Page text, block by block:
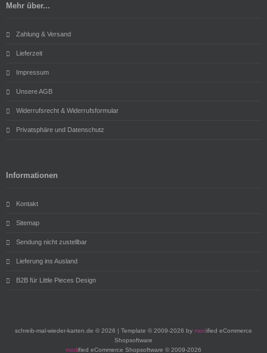
Mehr über...
Zahlung & Versand
Lieferzeit
Impressum
Unsere AGB
Widerrufsrecht & Widerrufsformular
Privatsphäre und Datenschutz
Informationen
Kontakt
Sitemap
Sendung nicht zustellbar
Lieferung ins Ausland
B2B für Little Pieces Design
schreib-mal-wieder-karten.de © 2026 | Template © 2009-2026 by modified eCommerce
Shopsoftware
modified eCommerce Shopsoftware © 2009-2026